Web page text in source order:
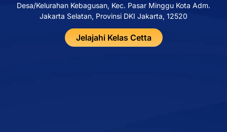
Desa/Kelurahan Kebagusan, Kec. Pasar Minggu Kota Adm.
Jakarta Selatan, Provinsi DKI Jakarta, 12520
Jelajahi Kelas Cetta